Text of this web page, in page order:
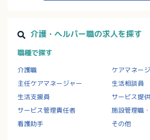
介護・ヘルパー職の求人を探す
職種で探す
介護職
ケアマネー
主任ケアマネージャー
生活相談員
生活支援員
サービス提
サービス管理責任者
施設管理職
看護助手
その他